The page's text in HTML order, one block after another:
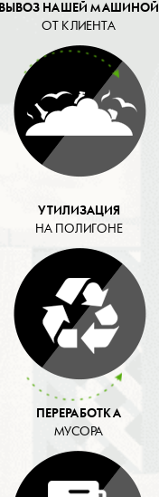
ВЫВОЗ НАШЕЙ МАШИНОЙ
ОТ КЛИЕНТА
УТИЛИЗАЦИЯ
НА ПОЛИГОНЕ
ПЕРЕРАБОТКА
МУСОРА